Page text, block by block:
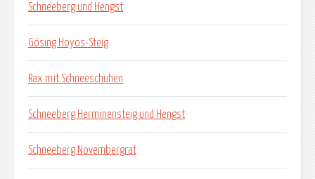
Schneeberg und Hengst
Gösing Hoyos-Steig
Rax mit Schneeschuhen
Schneeberg Herminensteig und Hengst
Schneeberg Novembergrat